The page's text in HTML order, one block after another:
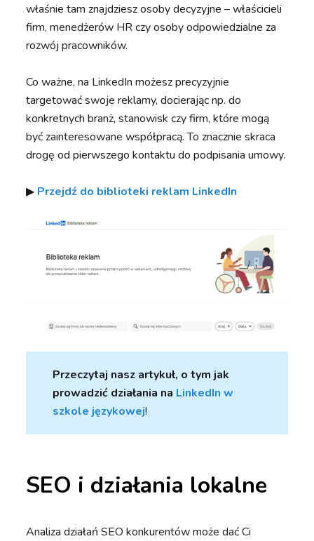
właśnie tam znajdziesz osoby decyzyjne – właścicieli
firm, menedżerów HR czy osoby odpowiedzialne za
rozwój pracowników.
Co ważne, na LinkedIn możesz precyzyjnie
targetować swoje reklamy, docierając np. do
konkretnych branż, stanowisk czy firm, które mogą
być zainteresowane współpracą. To znacznie skraca
drogę od pierwszego kontaktu do podpisania umowy.
▶︎ Przejdź do biblioteki reklam LinkedIn
Przeczytaj nasz artykuł, o tym jak
prowadzić działania na LinkedIn w
szkole językowej!
SEO i działania lokalne
Analiza działań SEO konkurentów może dać Ci